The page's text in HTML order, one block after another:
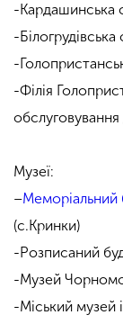
-Кардашинська
-Білогрудівська
-
-Філія
Музеї:
–Меморіальний
(с.Кринки)
-Розписаний
-Музей
-Міський музей